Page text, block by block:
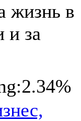
жизнь в
и за